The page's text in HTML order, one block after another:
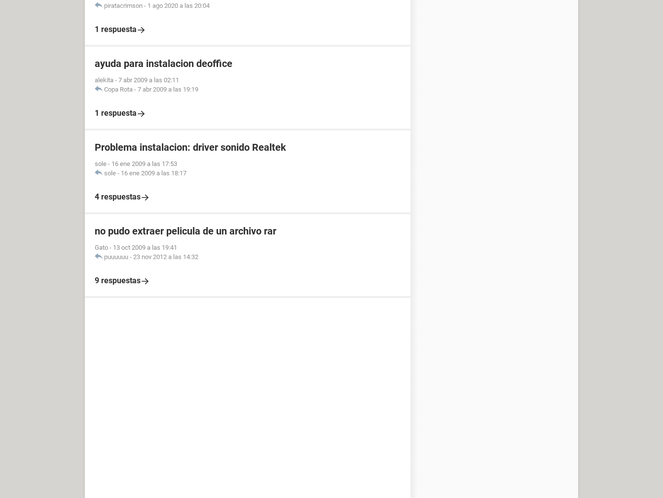
piratacrimson - 1 ago 2020 a las 20:04
1 respuesta
ayuda para instalacion deoffice
alekita - 7 abr 2009 a las 02:11
Copa Rota - 7 abr 2009 a las 19:19
1 respuesta
Problema instalacion: driver sonido Realtek
sole - 16 ene 2009 a las 17:53
sole - 16 ene 2009 a las 18:17
4 respuestas
no pudo extraer pelicula de un archivo rar
Gato - 13 oct 2009 a las 19:41
puuuuuu - 23 nov 2012 a las 14:32
9 respuestas